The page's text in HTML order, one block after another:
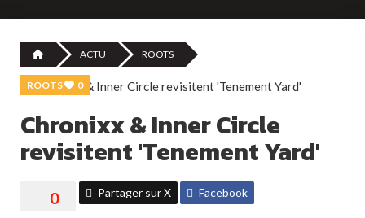
ACTU ROOTS
ROOTS 0
Chronixx & Inner Circle
revisitent 'Tenement Yard'
Partager sur X Facebook